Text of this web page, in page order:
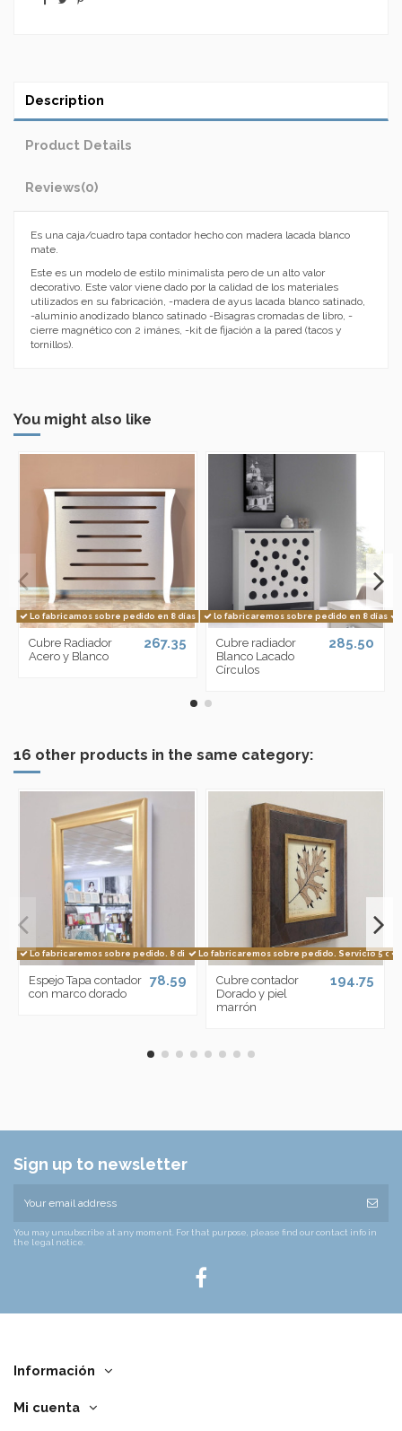
Description
Product Details
Reviews(0)
Es una caja/cuadro tapa contador hecho con madera lacada blanco
mate.
Este es un modelo de estilo minimalista pero de un alto valor
decorativo. Este valor viene dado por la calidad de los materiales
utilizados en su fabricación, -madera de ayus lacada blanco satinado,
-aluminio anodizado blanco satinado -Bisagras cromadas de libro, -
cierre magnético con 2 imánes, -kit de fijación a la pared (tacos y
tornillos).
You might also like
Lo fabricamos sobre pedido en 8 días
Cubre Radiador
Acero y Blanco
267.35
lo fabricaremos sobre pedido en 8 días
Cubre radiador
Blanco Lacado
Círculos
285.50
16 other products in the same category:
Lo fabricaremos sobre pedido. 8 dias
Espejo Tapa contador
con marco dorado
78.59
Lo fabricaremos sobre pedido. Servicio 5 dias
Cubre contador
Dorado y piel
marrón
194.75
Sign up to newsletter
You may unsubscribe at any moment. For that purpose, please find our contact info in
the legal notice.
Información
Mi cuenta